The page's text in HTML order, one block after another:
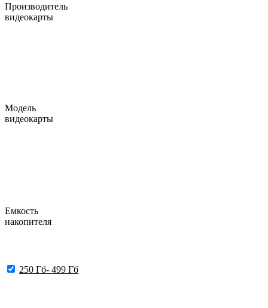
Производитель
видеокарты
Модель
видеокарты
Емкость
накопителя
250 Гб- 499 Гб